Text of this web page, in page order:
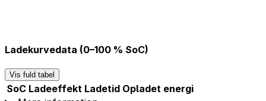
Ladekurvedata (0–100 % SoC)
Vis fuld tabel
SoC Ladeeffekt Ladetid Opladet energi